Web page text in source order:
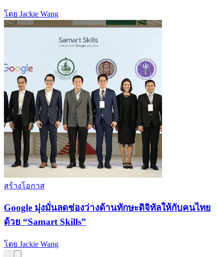
โดย Jackie Wang
สร้างโอกาส
Google มุ่งมั่นลดช่องว่างด้านทักษะดิจิทัลให้กับคนไทย
ด้วย “Samart Skills”
โดย Jackie Wang